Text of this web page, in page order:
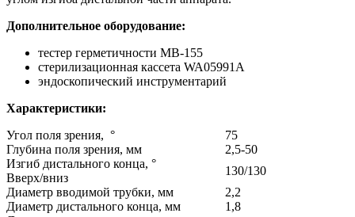
Дополнительное оборудование:
тестер герметичности MB-155
стерилизационная кассета WA05991A
эндоскопический инструментарий
Характеристики:
Угол поля зрения, °
75
Глубина поля зрения, мм
2,5-50
Изгиб дистального конца, °
Вверх/вниз
130/130
Диаметр вводимой трубки, мм
2,2
Диаметр дистального конца, мм
1,8